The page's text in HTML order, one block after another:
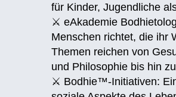
für Kinder, Jugendliche
⚔ eAkademie
Menschen richtet, die ihr
Themen reichen von
und Philosophie bis hin
⚔ Bodhie™-Initiativen: